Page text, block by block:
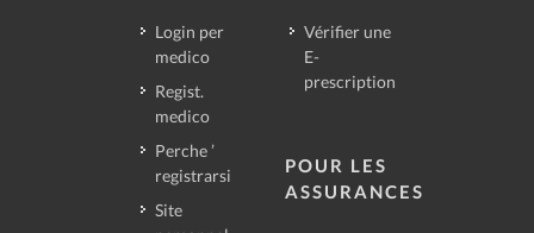
Login per
medico
Regist.
medico
Perche ’
registrarsi
Site
Vérifier une
E-
prescription
POUR LES
ASSURANCES